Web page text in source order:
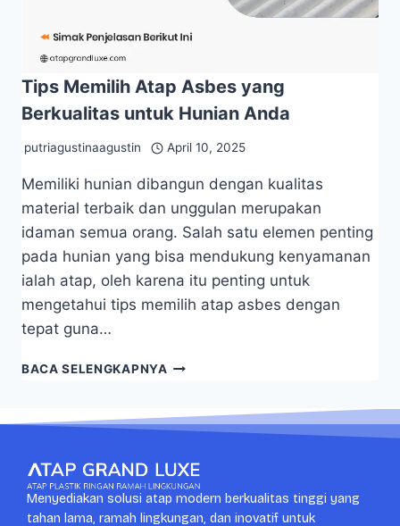
Tips Memilih Atap Asbes yang
Berkualitas untuk Hunian Anda
putriagustinaagustin April 10, 2025
Memiliki hunian dibangun dengan kualitas
material terbaik dan unggulan merupakan
idaman semua orang. Salah satu elemen penting
pada hunian yang bisa mendukung kenyamanan
ialah atap, oleh karena itu penting untuk
mengetahui tips memilih atap asbes dengan
tepat guna…
BACA SELENGKAPNYA
Menyediakan solusi atap modern berkualitas tinggi yang
tahan lama, ramah lingkungan, dan inovatif untuk